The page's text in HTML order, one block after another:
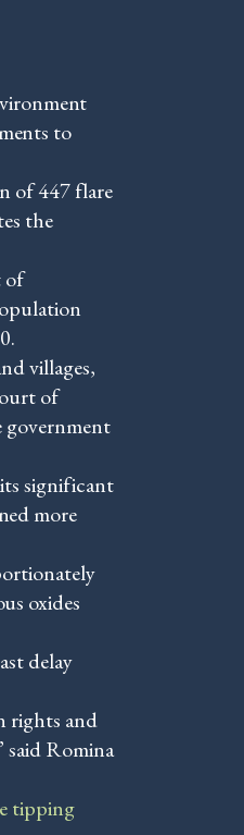
to
of 447 flare
the
of
villages,
of
government
significant
more
oxides
delay
rights and
said Romina
tipping